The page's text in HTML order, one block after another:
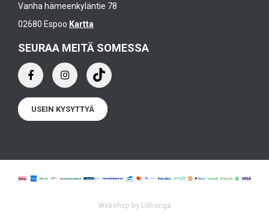
Vanha hämeenkyläntie 78
02680 Espoo Kartta
SEURAA MEITÄ SOMESSA
USEIN KYSYTTYÄ
Webshop by Lillhonga